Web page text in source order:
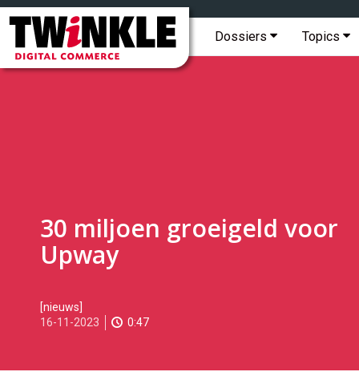
Twinkle
Digital
Commerce
Hoofdmenu
Dossiers Topics
Topmenu
30 miljoen groeigeld voor
Upway
2023-
11-
11-
[nieuws]
16-11-2023
0:47